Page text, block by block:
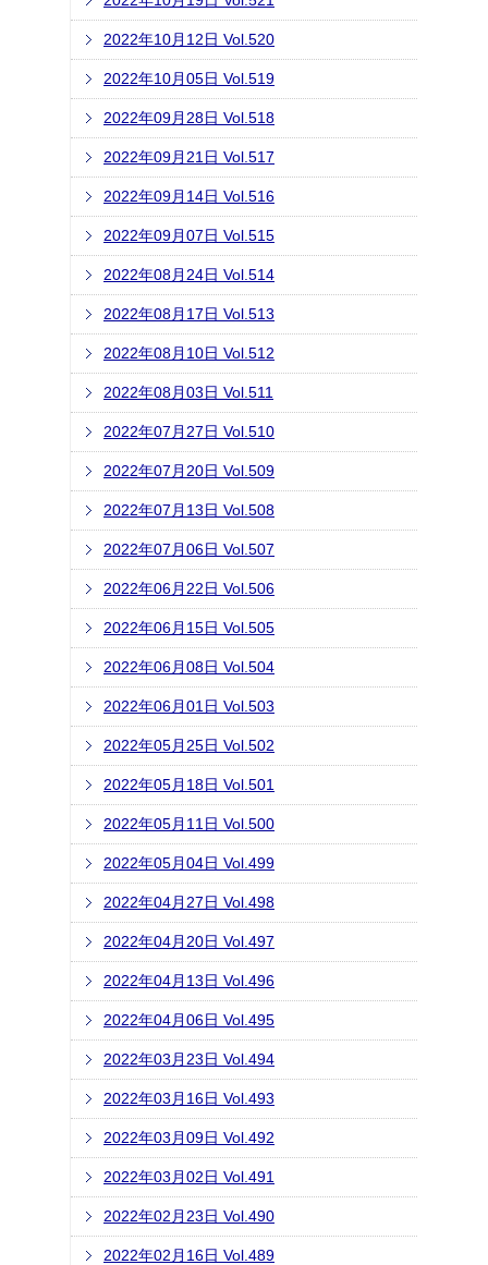
2022年10月12日 Vol.520
2022年10月05日 Vol.519
2022年09月28日 Vol.518
2022年09月21日 Vol.517
2022年09月14日 Vol.516
2022年09月07日 Vol.515
2022年08月24日 Vol.514
2022年08月17日 Vol.513
2022年08月10日 Vol.512
2022年08月03日 Vol.511
2022年07月27日 Vol.510
2022年07月20日 Vol.509
2022年07月13日 Vol.508
2022年07月06日 Vol.507
2022年06月22日 Vol.506
2022年06月15日 Vol.505
2022年06月08日 Vol.504
2022年06月01日 Vol.503
2022年05月25日 Vol.502
2022年05月18日 Vol.501
2022年05月11日 Vol.500
2022年05月04日 Vol.499
2022年04月27日 Vol.498
2022年04月20日 Vol.497
2022年04月13日 Vol.496
2022年04月06日 Vol.495
2022年03月23日 Vol.494
2022年03月16日 Vol.493
2022年03月09日 Vol.492
2022年03月02日 Vol.491
2022年02月23日 Vol.490
2022年02月16日 Vol.489